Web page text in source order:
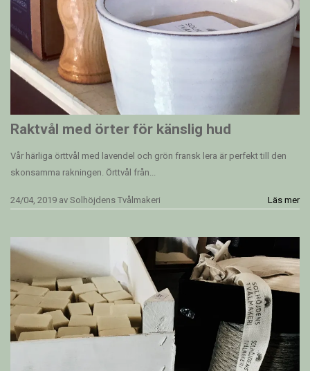
Raktvål med örter för känslig hud
Vår härliga örttvål med lavendel och grön fransk lera är perfekt till den
skonsamma rakningen. Örttvål från...
24/04, 2019 av Solhöjdens Tvålmakeri Läs mer